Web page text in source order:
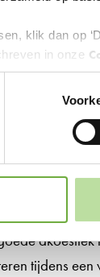
klik dan op
in onze
zwevende
op
tijdens